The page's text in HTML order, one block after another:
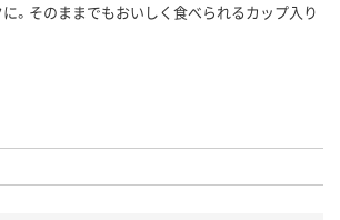
。そのままでもおいしく食べられるカップ入り